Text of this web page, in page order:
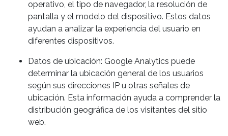
operativo, el tipo de navegador, la resolución de
pantalla y el modelo del dispositivo. Estos datos
ayudan a analizar la experiencia del usuario en
diferentes dispositivos.
Datos de ubicación: Google Analytics puede
determinar la ubicación general de los usuarios
según sus direcciones IP u otras señales de
ubicación. Esta información ayuda a comprender la
distribución geográfica de los visitantes del sitio
web.